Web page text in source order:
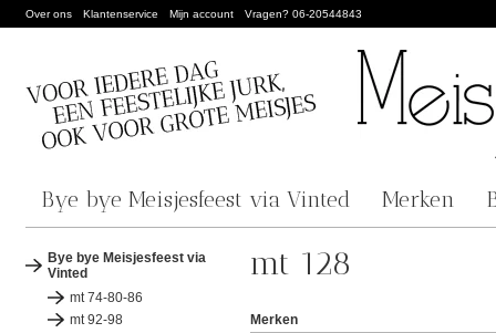
Over ons Klantenservice Mijn account Vragen? 06-20544843
Bye bye Meisjesfeest via Vinted Merken
Bye bye Meisjesfeest via
Vinted
mt 74-80-86
mt 92-98
mt 128
Merken